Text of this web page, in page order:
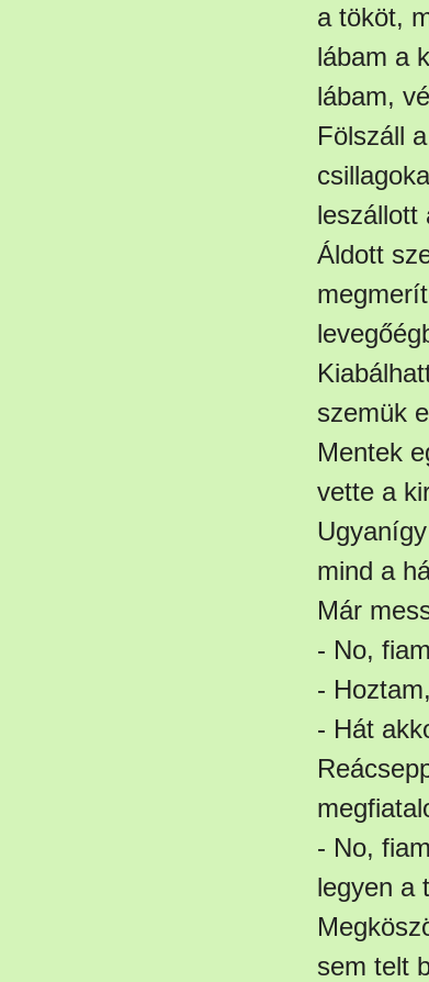
a tököt,
lábam a
lábam,
Fölszáll
leszállott
Áldott
szemük
Mentek
vette a
mind a
Már
- No,
-
- Hát
- No,
legyen a
sem telt